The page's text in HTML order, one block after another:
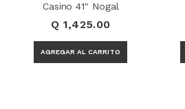
Casino 41" Nogal
Q 1,425.00